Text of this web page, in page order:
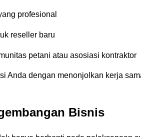
profesional
reseller baru
petani atau asosiasi kontraktor
Anda dengan menonjolkan kerja
Bisnis